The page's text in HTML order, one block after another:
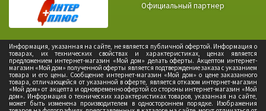
Официальный партнер
Информация, указанная на сайте, не является публичной офертой. Информация о
товарах, их технических свойствах и характеристиках, ценах является
предложением интернет-магазин «Мой дом» делать оферты. Акцептом интернет-
магазин «Мой дом» полученной оферты является подтверждение заказа с указанием
товара и его цены. Сообщение интернет-магазин «Мой дом» о цене заказанного
товара, отличающейся от указанной в оферте, является отказом интернет-магазин
«Мой дом» от акцепта и одновременно офертой со стороны интернет-магазин «Мой
дом». Информация о технических характеристиках товаров, указанная на сайте,
может быть изменена производителем в одностороннем порядке. Изображения